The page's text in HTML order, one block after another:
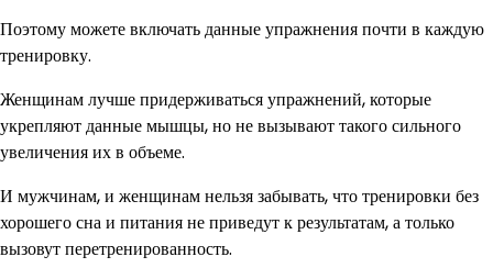
Поэтому можете включать данные упражнения почти в каждую
тренировку.
Женщинам лучше придерживаться упражнений, которые
укрепляют данные мышцы, но не вызывают такого сильного
увеличения их в объеме.
И мужчинам, и женщинам нельзя забывать, что тренировки без
хорошего сна и питания не приведут к результатам, а только
вызовут перетренированность.